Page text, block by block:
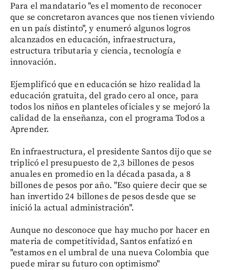
Para el mandatario "es el momento de reconocer
que se concretaron avances que nos tienen viviendo
en un país distinto", y enumeró algunos logros
alcanzados en educación, infraestructura,
estructura tributaria y ciencia, tecnología e
innovación.
Ejemplificó que en educación se hizo realidad la
educación gratuita, del grado cero al once, para
todos los niños en planteles oficiales y se mejoró la
calidad de la enseñanza, con el programa Todos a
Aprender.
En infraestructura, el presidente Santos dijo que se
triplicó el presupuesto de 2,3 billones de pesos
anuales en promedio en la década pasada, a 8
billones de pesos por año. "Eso quiere decir que se
han invertido 24 billones de pesos desde que se
inició la actual administración".
Aunque no desconoce que hay mucho por hacer en
materia de competitividad, Santos enfatizó en
"estamos en el umbral de una nueva Colombia que
puede mirar su futuro con optimismo"